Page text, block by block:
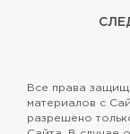
Все права
материалов с
разрешено